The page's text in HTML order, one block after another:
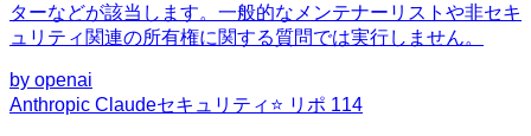
ターなどが該当します。一般的なメンテナーリストや非セキ
ュリティ関連の所有権に関する質問では実行しません。
by openai
Anthropic Claudeセキュリティ ⭐ リポ 114